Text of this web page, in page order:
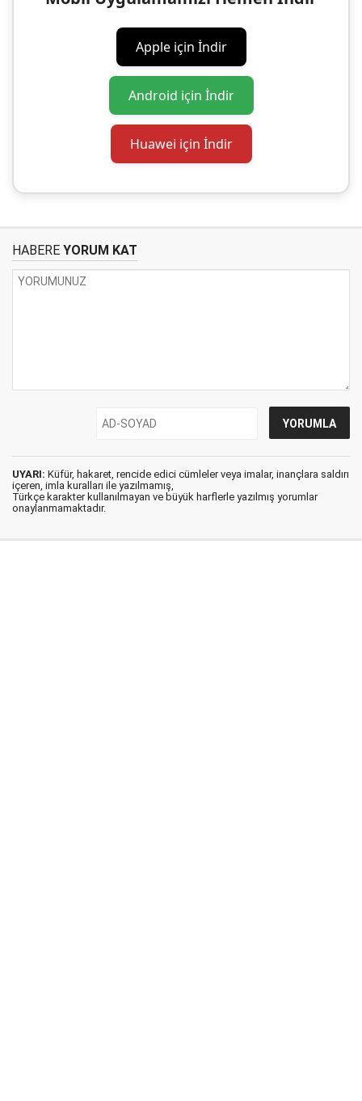
Apple için İndir
Android için İndir
Huawei için İndir
HABERE YORUM KAT
UYARI: Küfür, hakaret, rencide edici cümleler veya imalar, inançlara saldırı
içeren, imla kuralları ile yazılmamış,
Türkçe karakter kullanılmayan ve büyük harflerle yazılmış yorumlar
onaylanmamaktadır.